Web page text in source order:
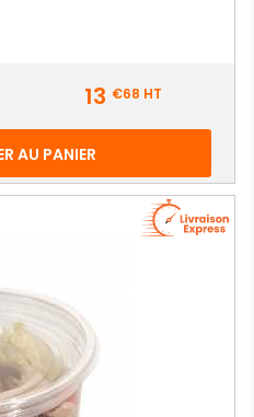
13 €68 HT
AU PANIER